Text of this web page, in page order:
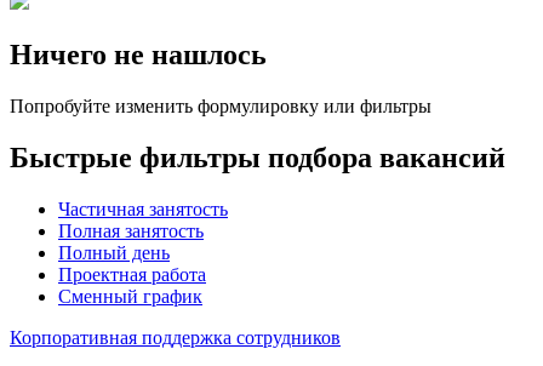
Ничего не нашлось
Попробуйте изменить формулировку или фильтры
Быстрые фильтры подбора вакансий
Частичная занятость
Полная занятость
Полный день
Проектная работа
Сменный график
Корпоративная поддержка сотрудников